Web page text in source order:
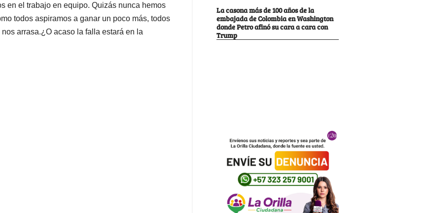
en el trabajo en equipo. Quizás nunca hemos
todos aspiramos a ganar un poco más, todos
arrasa.¿O acaso la falla estará en la
La casona más de 100 años de la
embajada de Colombia en Washington
donde Petro afinó su cara a cara con
Trump